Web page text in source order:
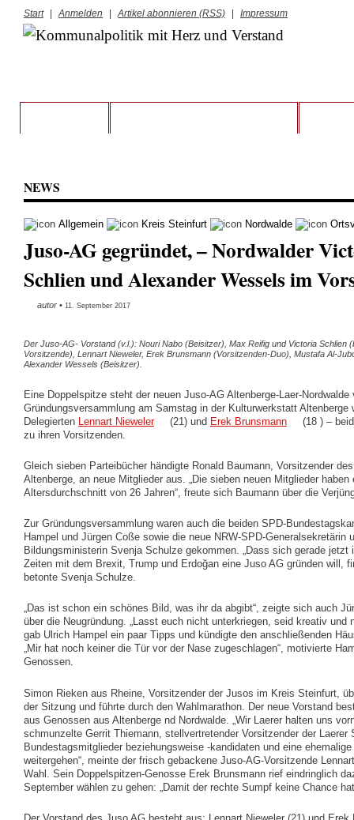
Start| Anmelden | Artikel abonnieren (RSS) | Impressum
NEWS
Allgemein Kreis Steinfurt Nordwalde
Juso-AG gegründet, – Nordwalder
Schlien und Alexander Wessels im
autor • 11. September 2017
Der Juso-AG- Vorstand (v.l.): Nouri Nabo (Beisitzer), Max Reifig und Victoria Schlien
Vorsitzende), Lennart Nieweler, Erek Brunsmann (Vorsitzenden-Duo), Mustafa Al-
Alexander Wessels (Beisitzer).
Eine Doppelspitze steht der neuen Juso-AG Altenberge-Laer-Nordwalde
Gründungsversammlung am Samstag in der Kulturwerkstatt Altenberge
Delegierten Lennart Nieweler (21) und Erek Brunsmann
(18 ) –
zu ihren Vorsitzenden.
Gleich sieben Parteibücher händigte Ronald Baumann, Vorsitzender
Altenberge, an neue Mitglieder aus. „Die sieben neuen Mitglieder haben
Altersdurchschnitt von 26 Jahren“, freute sich Baumann über die
Zur Gründungsversammlung waren auch die beiden SPD-
Hampel und Jürgen Coße sowie die neue NRW-SPD-Generalsekretärin
Bildungsministerin Svenja Schulze gekommen. „Dass sich gerade jetzt
Zeiten mit dem Brexit, Trump und Erdoğan eine Juso AG gründen will,
betonte Svenja Schulze.
„Das ist schon ein schönes Bild, was ihr da abgibt“, zeigte sich auch
über die Neugründung. „Lasst euch nicht unterkriegen, seid kreativ und
gab Ulrich Hampel ein paar Tipps und kündigte den anschließenden
„Mir hat noch keiner die Tür vor der Nase zugeschlagen“, motivierte
Genossen.
Simon Rieken aus Rheine, Vorsitzender der Jusos im Kreis Steinfurt,
der Sitzung und führte durch den Wahlmarathon. Der neue Vorstand
aus Genossen aus Altenberge nd Nordwalde. „Wir Laerer halten uns
schmunzelte Gerrit Thiemann, stellvertretender Vorsitzender der Laerer
Bundestagsmitglieder beziehungsweise -kandidaten und eine
weitergehen“, meinte der frisch gebackene Juso-AG-Vorsitzende
Wahl. Sein Doppelspitzen-Genosse Erek Brunsmann rief eindringlich
September wählen zu gehen: „Damit der rechte Sumpf keine Chance